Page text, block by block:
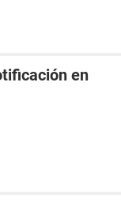
en